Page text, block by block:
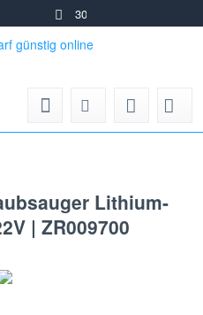
Lithium-
| ZR009700